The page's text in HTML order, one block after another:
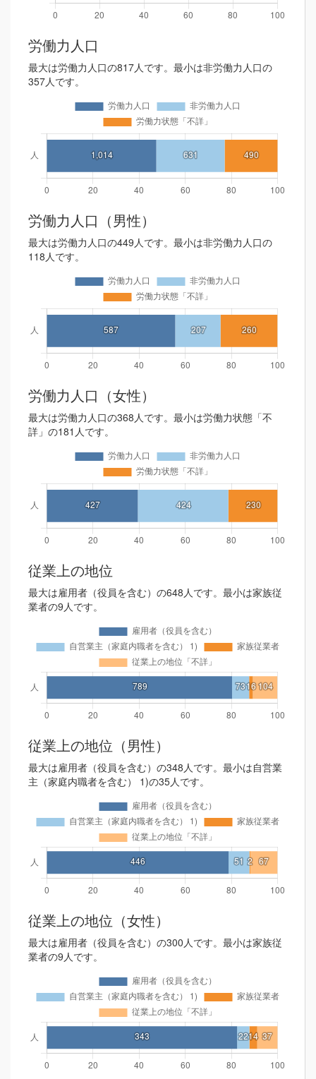
労働力人口
最大は労働力人口の817人です。最小は非労働力人口の
357人です。
労働力人口（男性）
最大は労働力人口の449人です。最小は非労働力人口の
118人です。
労働力人口（女性）
最大は労働力人口の368人です。最小は労働力状態「不
詳」の181人です。
従業上の地位
最大は雇用者（役員を含む）の648人です。最小は家族従
業者の9人です。
従業上の地位（男性）
最大は雇用者（役員を含む）の348人です。最小は自営業
主（家庭内職者を含む） 1)の35人です。
従業上の地位（女性）
最大は雇用者（役員を含む）の300人です。最小は家族従
業者の9人です。